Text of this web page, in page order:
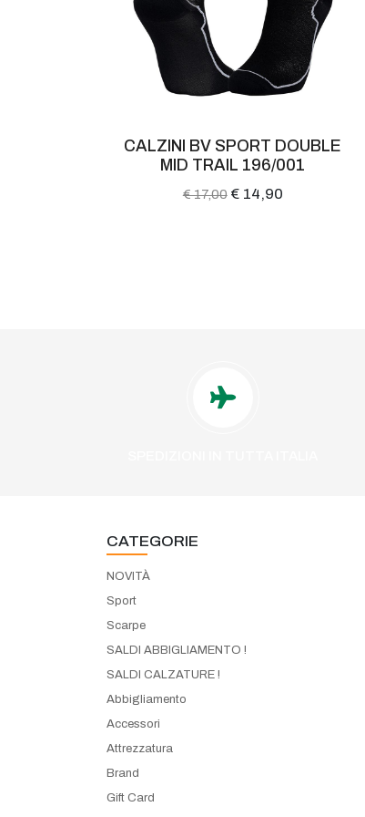
CALZINI ADIDAS TRIPACK
LOW HT-3434
€ 12,00 € 8,90
CATEGORIE
NOVITÀ
Sport
Scarpe
SALDI ABBIGLIAMENTO !
SALDI CALZATURE !
Abbigliamento
Accessori
Attrezzatura
Brand
Gift Card